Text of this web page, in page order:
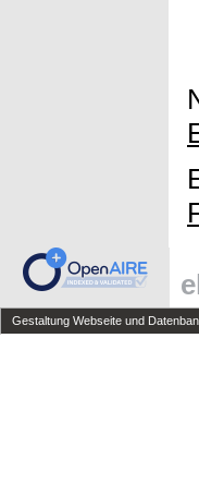
Gestaltung Webseite und